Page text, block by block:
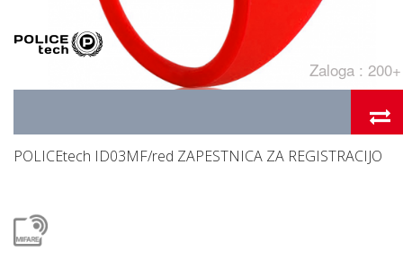
Zaloga : 200+
POLICEtech ID03MF/red ZAPESTNICA ZA REGISTRACIJO